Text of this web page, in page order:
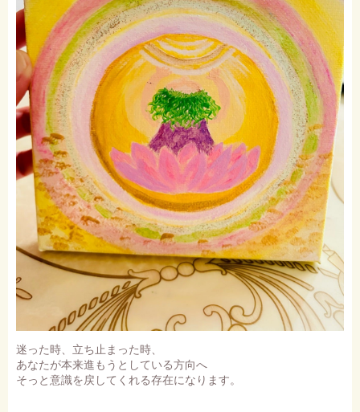
迷った時、立ち止まった時、
あなたが本来進もうとしている方向へ
そっと意識を戻してくれる存在になります。